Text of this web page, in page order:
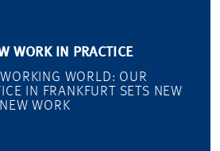
WORK IN PRACTICE
WORLD: OUR
IN FRANKFURT SETS NEW
WORK